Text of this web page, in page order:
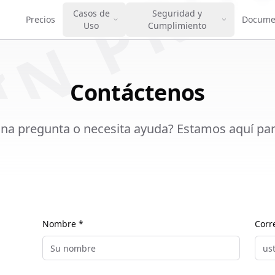
Precios
Casos de
Uso
Seguridad y
Cumplimiento
Contáctenos
pregunta o necesita ayuda? Estamos aquí
Nombre *